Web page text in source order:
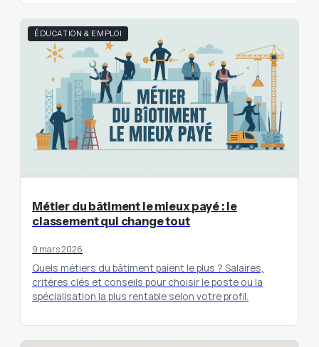
ÉDUCATION & EMPLOI
Métier du bâtiment le mieux payé : le
classement qui change tout
9 mars 2026
Quels métiers du bâtiment paient le plus ? Salaires,
critères clés et conseils pour choisir le poste ou la
spécialisation la plus rentable selon votre profil.